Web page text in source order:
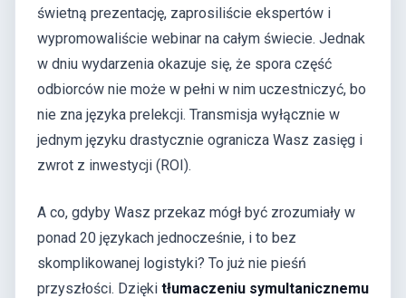
świetną prezentację, zaprosiliście ekspertów i
wypromowaliście webinar na całym świecie. Jednak
w dniu wydarzenia okazuje się, że spora część
odbiorców nie może w pełni w nim uczestniczyć, bo
nie zna języka prelekcji. Transmisja wyłącznie w
jednym języku drastycznie ogranicza Wasz zasięg i
zwrot z inwestycji (ROI).
A co, gdyby Wasz przekaz mógł być zrozumiały w
ponad 20 językach jednocześnie, i to bez
skomplikowanej logistyki? To już nie pieśń
przyszłości. Dzięki tłumaczeniu symultanicznemu